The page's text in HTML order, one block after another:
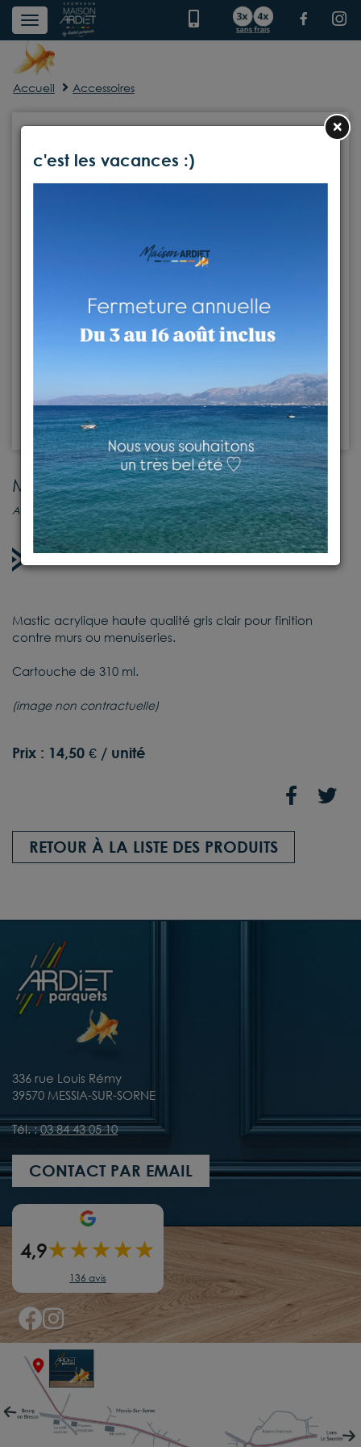
Accueil Accessoires
Mastic acrylique gris clair
Accessoires
En stock
Mastic acrylique haute qualité gris clair pour finition
contre murs ou menuiseries.
Cartouche de 310 ml.
(image non contractuelle)
Prix : 14,50 € / unité
RETOUR À LA LISTE DES PRODUITS
336 rue Louis Rémy
39570 MESSIA-SUR-SORNE
Tél. :03 84 43 05 10
CONTACT PAR EMAIL
4,9★★★★★
★
136 avis
×
c'est les vacances :)